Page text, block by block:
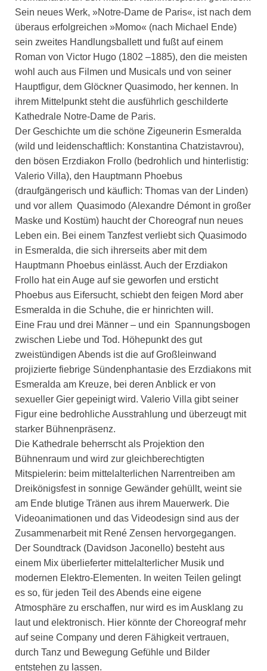
Sein neues Werk, »Notre-Dame de Paris«, ist nach dem
überaus erfolgreichen »Momo« (nach Michael Ende)
sein zweites Handlungsballett und fußt auf einem
Roman von Victor Hugo (1802 –1885), den die meisten
wohl auch aus Filmen und Musicals und von seiner
Hauptfigur, dem Glöckner Quasimodo, her kennen. In
ihrem Mittelpunkt steht die ausführlich geschilderte
Kathedrale Notre-Dame de Paris.
Der Geschichte um die schöne Zigeunerin Esmeralda
(wild und leidenschaftlich: Konstantina Chatzistavrou),
den bösen Erzdiakon Frollo (bedrohlich und hinterlistig:
Valerio Villa), den Hauptmann Phoebus
(draufgängerisch und käuflich: Thomas van der Linden)
und vor allem Quasimodo (Alexandre Démont in großer
Maske und Kostüm) haucht der Choreograf nun neues
Leben ein. Bei einem Tanzfest verliebt sich Quasimodo
in Esmeralda, die sich ihrerseits aber mit dem
Hauptmann Phoebus einlässt. Auch der Erzdiakon
Frollo hat ein Auge auf sie geworfen und ersticht
Phoebus aus Eifersucht, schiebt den feigen Mord aber
Esmeralda in die Schuhe, die er hinrichten will.
Eine Frau und drei Männer – und ein Spannungsbogen
zwischen Liebe und Tod. Höhepunkt des gut
zweistündigen Abends ist die auf Großleinwand
projizierte fiebrige Sündenphantasie des Erzdiakons mit
Esmeralda am Kreuze, bei deren Anblick er von
sexueller Gier gepeinigt wird. Valerio Villa gibt seiner
Figur eine bedrohliche Ausstrahlung und überzeugt mit
starker Bühnenpräsenz.
Die Kathedrale beherrscht als Projektion den
Bühnenraum und wird zur gleichberechtigten
Mitspielerin: beim mittelalterlichen Narrentreiben am
Dreikönigsfest in sonnige Gewänder gehüllt, weint sie
am Ende blutige Tränen aus ihrem Mauerwerk. Die
Videoanimationen und das Videodesign sind aus der
Zusammenarbeit mit René Zensen hervorgegangen.
Der Soundtrack (Davidson Jaconello) besteht aus
einem Mix überlieferter mittelalterlicher Musik und
modernen Elektro-Elementen. In weiten Teilen gelingt
es so, für jeden Teil des Abends eine eigene
Atmosphäre zu erschaffen, nur wird es im Ausklang zu
laut und elektronisch. Hier könnte der Choreograf mehr
auf seine Company und deren Fähigkeit vertrauen,
durch Tanz und Bewegung Gefühle und Bilder
entstehen zu lassen.